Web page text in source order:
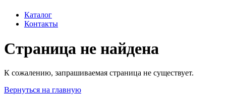
Каталог
Контакты
Страница не найдена
К сожалению, запрашиваемая страница не существует.
Вернуться на главную